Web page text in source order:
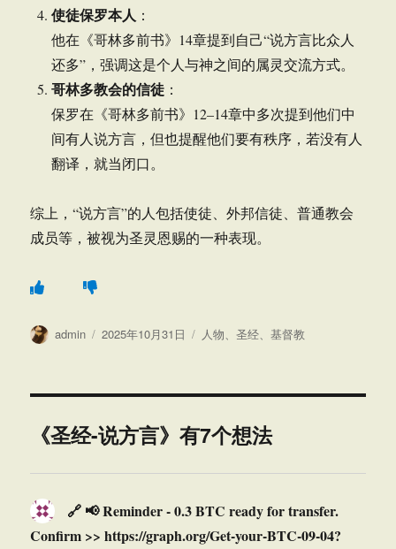
使徒保罗本人 ：
他在《哥林多前书》14章提到自己“说方言比众人
还多”，强调这是个人与神之间的属灵交流方式。
哥林多教会的信徒 ：
保罗在《哥林多前书》12–14章中多次提到他们中
间有人说方言，但也提醒他们要有秩序，若没有人
翻译，就当闭口。
综上，“说方言”的人包括使徒、外邦信徒、普通教会
成员等，被视为圣灵恩赐的一种表现。
作
admin
发
2025年10月31日
分
人物、圣经、基督教
《圣经-说方言》有7个想法
🔗 📢 Reminder - 0.3 BTC ready for transfer.
Confirm >> https://graph.org/Get-your-BTC-09-04?